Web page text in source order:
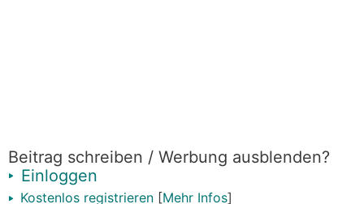
Beitrag schreiben / Werbung ausblenden?
Einloggen
Kostenlos registrieren [Mehr Infos]